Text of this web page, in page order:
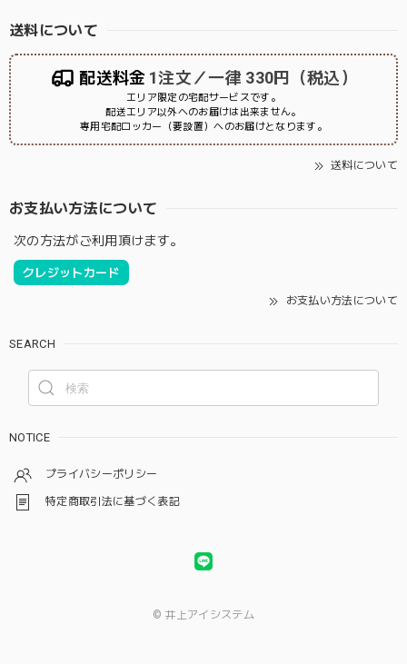
送料について
配送料金 1注文／一律 330円（税込）
エリア限定の宅配サービスです。
配送エリア以外へのお届けは出来ません。
専用宅配ロッカー（要設置）へのお届けとなります。
送料について
お支払い方法について
次の方法がご利用頂けます。
クレジットカード
お支払い方法について
SEARCH
NOTICE
プライバシーポリシー
特定商取引法に基づく表記
© 井上アイシステム